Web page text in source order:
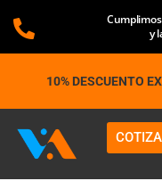
y
10% DESCUENTO